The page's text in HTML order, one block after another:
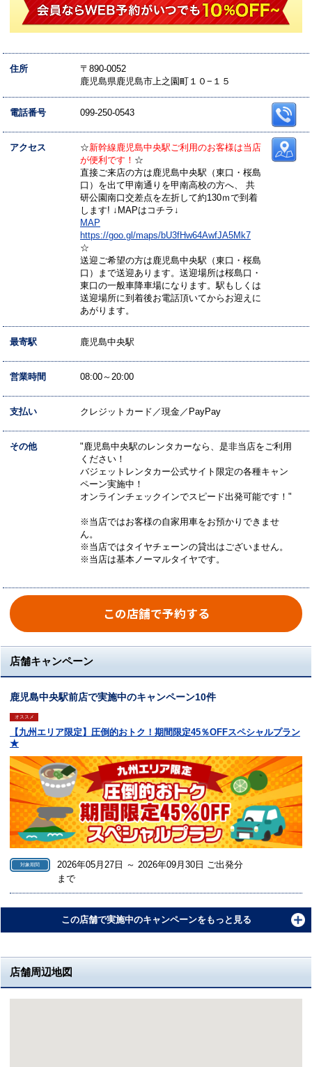
住所
〒890-0052
鹿児島県鹿児島市上之園町１０−１５
電話番号 099-250-0543
アクセス ☆新幹線鹿児島中央駅ご利用のお客様は当店
が便利です！ ☆
直接ご来店の方は鹿児島中央駅（東口・桜島
口）を出て甲南通りを甲南高校の方へ、 共
研公園南口交差点を左折して約130ｍで到着
します! ↓MAPはコチラ↓
MAP
https://goo.gl/maps/bU3fHw64AwfJA5Mk7
☆
送迎ご希望の方は鹿児島中央駅（東口・桜島
口）まで送迎あります。送迎場所は桜島口・
東口の一般車降車場になります。駅もしくは
送迎場所に到着後お電話頂いてからお迎えに
あがります。
最寄駅 鹿児島中央駅
営業時間 08:00～20:00
支払い クレジットカード／現金／PayPay
その他
"鹿児島中央駅のレンタカーなら、是非当店をご利用
ください！
バジェットレンタカー公式サイト限定の各種キャン
ペーン実施中！
オンラインチェックインでスピード出発可能です！"
※当店ではお客様の自家用車をお預かりできませ
ん。
※当店ではタイヤチェーンの貸出はございません。
※当店は基本ノーマルタイヤです。
この店舗で予約する
店舗キャンペーン
鹿児島中央駅前店で実施中のキャンペーン10件
オススメ
【九州エリア限定】圧倒的おトク！期間限定45％OFFスペシャルプラン
★
対象期間
2026年05月27日 ～ 2026年09月30日 ご出発分
まで
この店舗で実施中のキャンペーンをもっと見る
店舗周辺地図